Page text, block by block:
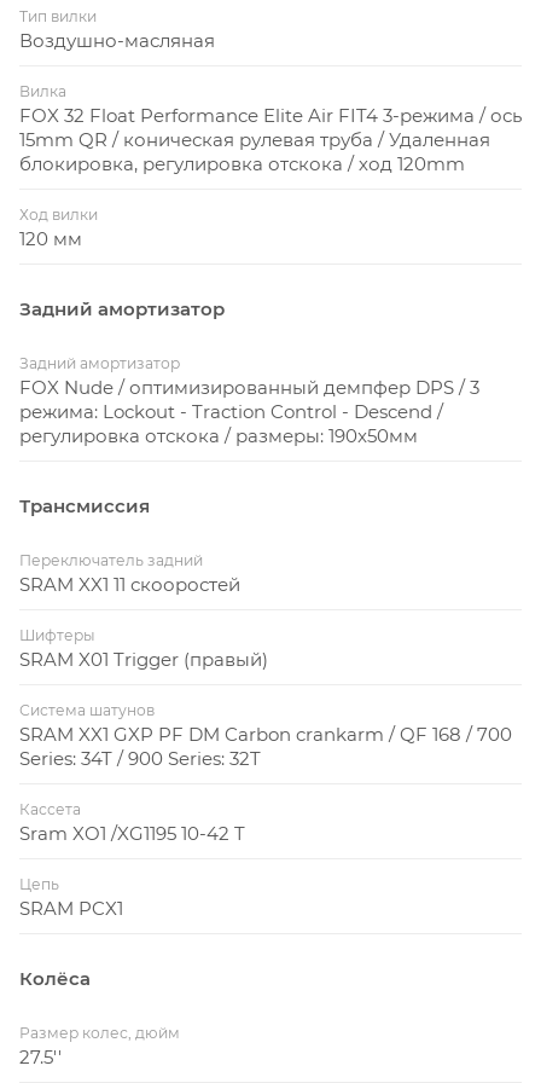
совершенной системой полной подвески,
благодаря технологии Twinloc. С помощью
трехпозиционной манетки вы дистанционно
сможете управлять передней и задней подвеской.
Каждый Spark оборудован специальным адаптером,
с помощью которого можно изменить геометрию
рамы за пару минут. Два варианта установки
6мм и угол рулевой трубы на полградуса.
Технология дропаутов IDS SL
Технология взаимозаменяемых дропаутов (IDS-SL
INTERCHANGEABLE DROPOUT SYSTEM - SUPER
стандартов: 142х12мм, 135х12мм и 135х5мм (QR
Тип вилки
Воздушно-масляная
Вилка
FOX 32 Float Performance Elite Air FIT4 3-режима / ось
15mm QR / коническая рулевая труба / Удаленная
блокировка, регулировка отскока / ход 120mm
Ход вилки
120 мм
Задний амортизатор
Задний амортизатор
FOX Nude / оптимизированный демпфер DPS / 3
режима: Lockout - Traction Control - Descend /
регулировка отскока / размеры: 190x50мм
Трансмиссия
Переключатель задний
SRAM XX1 11 скооростей
Шифтеры
SRAM X01 Trigger (правый)
Система шатунов
SRAM XX1 GXP PF DM Carbon crankarm / QF 168 / 700
Series: 34T / 900 Series: 32T
Кассета
Sram XO1 /XG1195 10-42 T
Цепь
SRAM PCX1
Колёса
Размер колес, дюйм
27.5''